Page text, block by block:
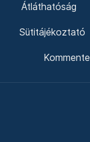
Átláthatóság
Sütitájékoztató